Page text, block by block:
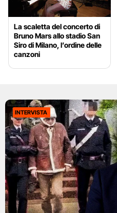
La scaletta del concerto di
Bruno Mars allo stadio San
Siro di Milano, l’ordine delle
canzoni
INTERVISTA